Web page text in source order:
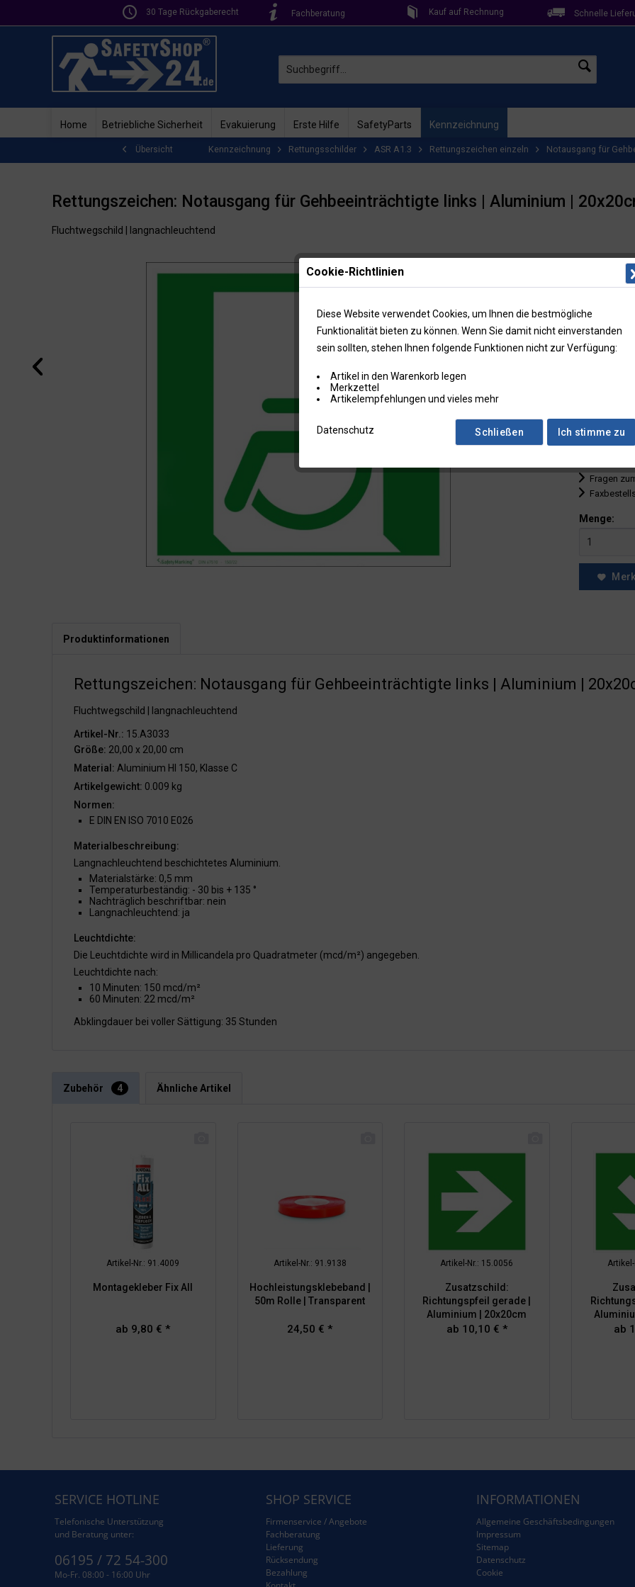
30 Tage Rückgaberecht Fachberatung Kauf auf Rechnung Schnelle
Home Betriebliche Sicherheit Evakuierung Erste Hilfe SafetyParts Kennzeichnung
Übersicht Kennzeichnung Rettungsschilder ASR A1.3 Rettungszeichen einzeln Notausgang für
Rettungszeichen: Notausgang für Gehbeeinträchtigte links | Aluminium |
Fluchtwegschild | langnachleuchtend
Lieferzeit:
Artikel-
Menge
bis9
Fragen
Menge:
Produktinformationen
Rettungszeichen: Notausgang für Gehbeeinträchtigte links | Aluminium |
Fluchtwegschild | langnachleuchtend
Artikel-Nr.: 15.A3033
Größe: 20,00 x 20,00 cm
Material: Aluminium HI 150, Klasse C
Artikelgewicht: 0.009 kg
Normen:
E DIN EN ISO 7010 E026
Materialbeschreibung:
Langnachleuchtend beschichtetes Aluminium.
Materialstärke: 0,5 mm
Temperaturbeständig: - 30 bis + 135 °
Nachträglich beschriftbar: nein
Langnachleuchtend: ja
Leuchtdichte:
Die Leuchtdichte wird in Millicandela pro Quadratmeter (mcd/m²) angegeben.
Leuchtdichte nach:
10 Minuten: 150 mcd/m²
60 Minuten: 22 mcd/m²
Abklingdauer bei voller Sättigung: 35 Stunden
Zubehör 4 Ähnliche Artikel
Artikel-Nr.: 91.4009
Montagekleber Fix All
ab 9,80 € *
Artikel-Nr.: 91.9138
Hochleistungsklebeband |
50m Rolle | Transparent
24,50 € *
Artikel-Nr.: 15.0056
Zusatzschild:
Richtungspfeil gerade |
Aluminium | 20x20cm
ab 10,10 € * ab
SERVICE HOTLINE
Telefonische Unterstützung
und Beratung unter:
06195 / 72 54-300
Mo-Fr. 08:00 - 16:00 Uhr
SHOP SERVICE
Firmenservice / Angebote
Fachberatung
Lieferung
Rücksendung
Bezahlung
INFORMATIONEN
Allgemeine Geschäftsbedingungen
Impressum
Sitemap
Datenschutz
Cookie
Cookie-Richtlinien
Diese Website verwendet Cookies, um Ihnen die bestmögliche
Funktionalität bieten zu können. Wenn Sie damit nicht einverstanden
sein sollten, stehen Ihnen folgende Funktionen nicht zur Verfügung:
Artikel in den Warenkorb legen
Merkzettel
Artikelempfehlungen und vieles mehr
Datenschutz Ich stimme zu
Schließen